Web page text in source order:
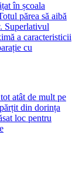
în școala
părea să aibă
Superlativul
a caracteristicii
cu
atât de mult pe
din dorința
loc pentru